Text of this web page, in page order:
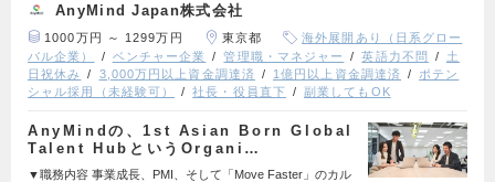
AnyMind Japan株式会社
1000万円 ～ 1299万円 東京都
海外展開あり（日系グロー
バル企業）
ベンチャー企業 管理職・マネジャー 英語力不問
土
日祝休み
3,000万円以上資金調達済 1億円以上資金調達済
ポテン
シャル採用（未経験可）
社長・役員直下 副業してもOK
AnyMindの、1st Asian Born Global
Talent HubというOrgani…
▼職務内容 事業成長、PMI、そして「Move Faster」のカル